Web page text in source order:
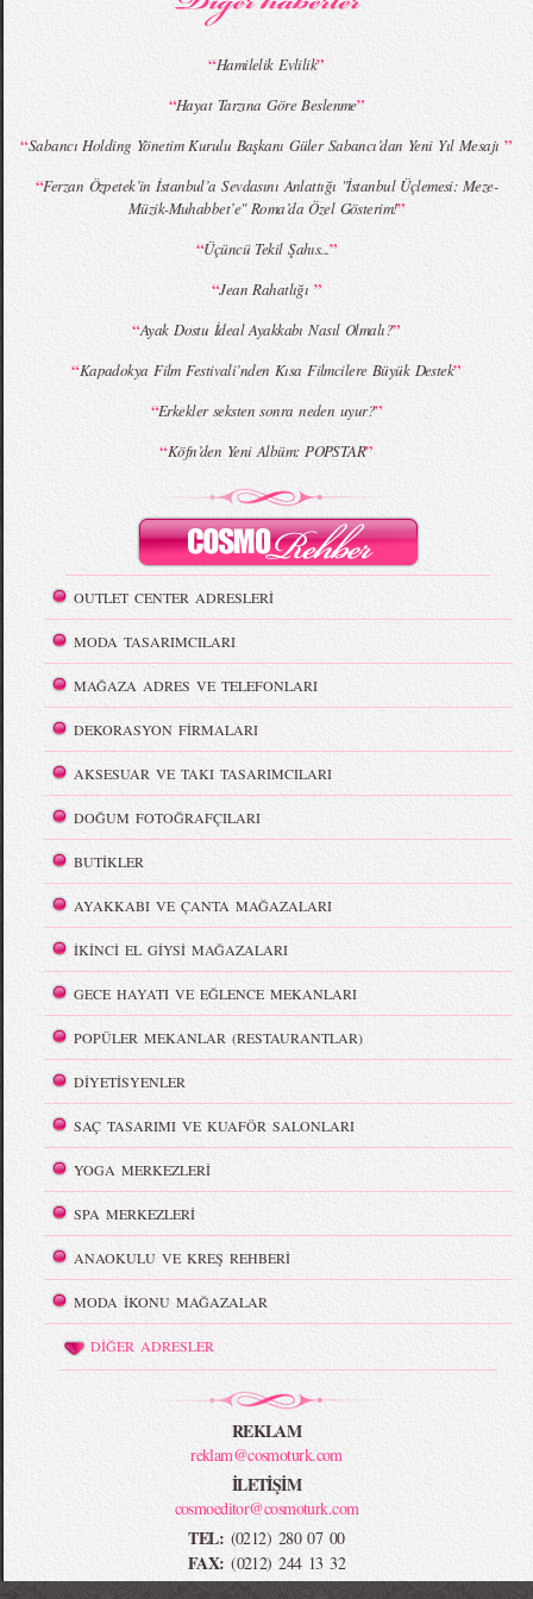
MBFWI - Giray Sepin 2015 Yaz Koleksiyonu MBFWI - Burçe Bekrek 2015 Yaz Koleksiyonu
“Hamilelik Evlilik”
“Hayat Tarzına Göre Beslenme”
“Sabancı Holding Yönetim Kurulu Başkanı Güler Sabancı’dan Yeni Yıl Mesajı”
“Ferzan Özpetek’in İstanbul’a Sevdasını Anlattığı "İstanbul Üçlemesi: Meze-
Müzik-Muhabbet’e" Roma’da Özel Gösterim!”
“Üçüncü Tekil Şahıs...”
“Jean Rahatlığı ”
“Ayak Dostu İdeal Ayakkabı Nasıl Olmalı?”
“Kapadokya Film Festivali’nden Kısa Filmcilere Büyük Destek”
“Erkekler seksten sonra neden uyur?”
“Köfn’den Yeni Albüm: POPSTAR”
OUTLET CENTER ADRESLERİ
MODA TASARIMCILARI
MAĞAZA ADRES VE TELEFONLARI
DEKORASYON FİRMALARI
AKSESUAR VE TAKI TASARIMCILARI
DOĞUM FOTOĞRAFÇILARI
BUTİKLER
AYAKKABI VE ÇANTA MAĞAZALARI
İKİNCİ EL GİYSİ MAĞAZALARI
GECE HAYATI VE EĞLENCE MEKANLARI
POPÜLER MEKANLAR (RESTAURANTLAR)
DİYETİSYENLER
SAÇ TASARIMI VE KUAFÖR SALONLARI
YOGA MERKEZLERİ
SPA MERKEZLERİ
ANAOKULU VE KREŞ REHBERİ
MODA İKONU MAĞAZALAR
DİĞER ADRESLER
REKLAM
reklam@cosmoturk.com
İLETİŞİM
cosmoeditor@cosmoturk.com
TEL: (0212) 280 07 00
FAX: (0212) 244 13 32
-->